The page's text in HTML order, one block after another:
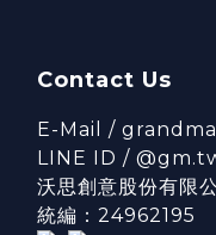
Contact Us
E-Mail /
LINE ID /
沃思創意股份有限
統編：24962195